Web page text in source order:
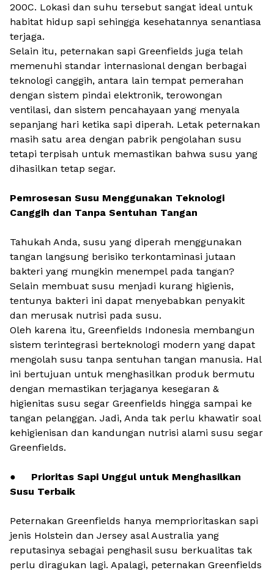
200C. Lokasi dan suhu tersebut sangat ideal untuk
habitat hidup sapi sehingga kesehatannya senantiasa
terjaga.
Selain itu, peternakan sapi Greenfields juga telah
memenuhi standar internasional dengan berbagai
teknologi canggih, antara lain tempat pemerahan
dengan sistem pindai elektronik, terowongan
ventilasi, dan sistem pencahayaan yang menyala
sepanjang hari ketika sapi diperah. Letak peternakan
masih satu area dengan pabrik pengolahan susu
tetapi terpisah untuk memastikan bahwa susu yang
dihasilkan tetap segar.
Pemrosesan Susu Menggunakan Teknologi
Canggih dan Tanpa Sentuhan Tangan
Tahukah Anda, susu yang diperah menggunakan
tangan langsung berisiko terkontaminasi jutaan
bakteri yang mungkin menempel pada tangan?
Selain membuat susu menjadi kurang higienis,
tentunya bakteri ini dapat menyebabkan penyakit
dan merusak nutrisi pada susu.
Oleh karena itu, Greenfields Indonesia membangun
sistem terintegrasi berteknologi modern yang dapat
mengolah susu tanpa sentuhan tangan manusia. Hal
ini bertujuan untuk menghasilkan produk bermutu
dengan memastikan terjaganya kesegaran &
higienitas susu segar Greenfields hingga sampai ke
tangan pelanggan. Jadi, Anda tak perlu khawatir soal
kehigienisan dan kandungan nutrisi alami susu segar
Greenfields.
● Prioritas Sapi Unggul untuk Menghasilkan
Susu Terbaik
Peternakan Greenfields hanya memprioritaskan sapi
jenis Holstein dan Jersey asal Australia yang
reputasinya sebagai penghasil susu berkualitas tak
perlu diragukan lagi. Apalagi, peternakan Greenfields